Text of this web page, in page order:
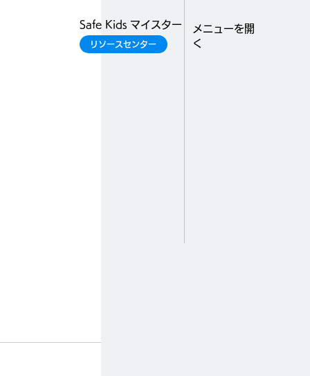
Safe Kids マイスター
リソースセンター
​メニューを開
く